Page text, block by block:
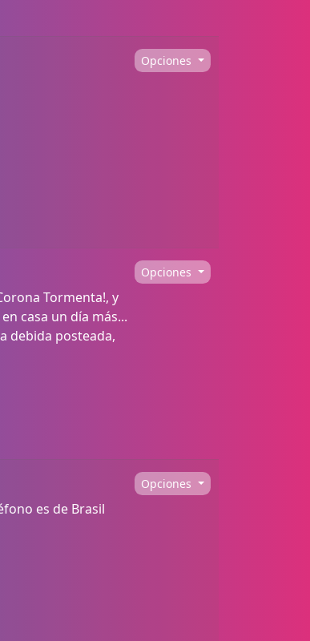
Opciones
Opciones
Tormenta!, y
casa un día más...
debida posteada,
Opciones
es de Brasil